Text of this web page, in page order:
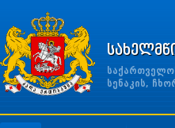
სენაკის,